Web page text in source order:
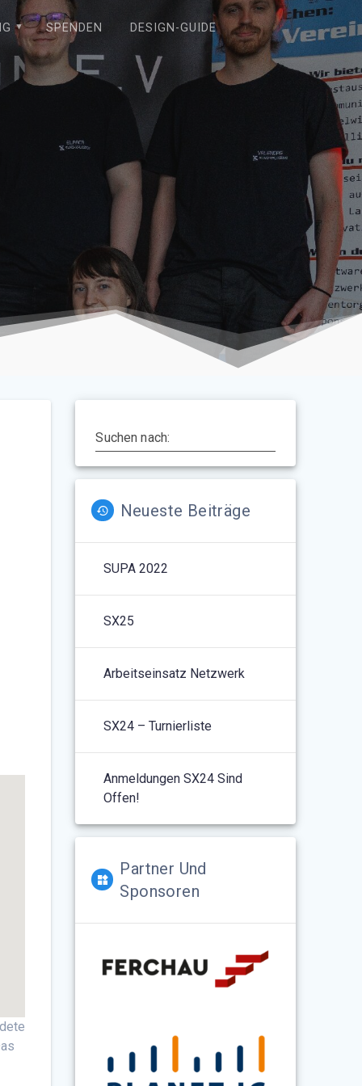
SPENDEN DESIGN-GUIDE
Outlook Live
Suchen nach:
Neueste Beiträge
SUPA 2022
SX25
Arbeitseinsatz Netzwerk
SX24 – Turnierliste
Anmeldungen SX24 Sind
Offen!
Partner Und
Sponsoren